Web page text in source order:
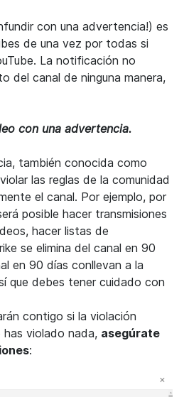
con una advertencia!) es
de una vez por todas si
La notificación no
del canal de ninguna manera,
con una advertencia.
también conocida como
las reglas de la comunidad
el canal. Por ejemplo, por
posible hacer transmisiones
hacer listas de
se elimina del canal en 90
en 90 días conllevan a la
que debes tener cuidado con
contigo si la violación
has violado nada, asegúrate
: